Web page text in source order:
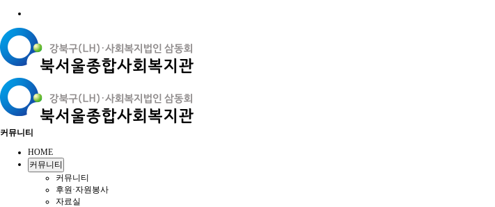
커뮤니티
HOME
커뮤니티
커뮤니티
후원·자원봉사
자료실